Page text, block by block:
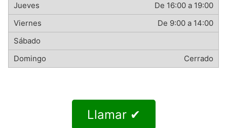
De 16:00 a 19:00
De 9:00 a 14:00
Cerrado
Llamar ✔